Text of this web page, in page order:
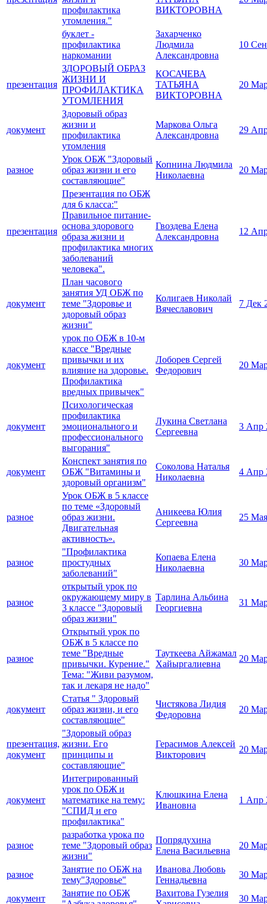
профилактика
утомления."
ВИКТОРОВНА
буклет -
профилактика
наркомании
Захарченко
Людмила
Александровна
10
презентация
ЗДОРОВЫЙ ОБРАЗ
ЖИЗНИ И
ПРОФИЛАКТИКА
УТОМЛЕНИЯ
КОСАЧЕВА
ТАТЬЯНА
ВИКТОРОВНА
20
документ
Здоровый образ
жизни и
профилактика
утомления
Маркова Ольга
Александровна
29
разное
Урок ОБЖ "Здоровый
образ жизни и его
составляющие"
Копнина Людмила
Николаевна
20
презентация
Презентация по ОБЖ
для 6 класса:"
Правильное питание-
основа здорового
образа жизни и
профилактика многих
заболеваний
человека".
Гвоздева Елена
Александровна
12
документ
План часового
занятия УД ОБЖ по
теме "Здоровье и
здоровый образ
жизни"
Колигаев Николай
Вячеславович
7 Дек
документ
урок по ОБЖ в 10-м
классе "Вредные
привычки и их
влияние на здоровье.
Профилактика
вредных привычек"
Лоборев Сергей
Федорович
20
документ
Психологическая
профилактика
эмоционального и
профессионального
выгорания"
Лукина Светлана
Сергеевна
3 Апр
документ
Конспект занятия по
ОБЖ "Витамины и
здоровый организм"
Соколова Наталья
Николаевна
4 Апр
разное
Урок ОБЖ в 5 классе
по теме «Здоровый
образ жизни.
Двигательная
активность».
Аникеева Юлия
Сергеевна
25
разное
"Профилактика
простудных
заболеваний"
Копаева Елена
Николаевна
30
разное
открытый урок по
окружающему миру в
3 классе "Здоровый
образ жизни"
Тарлина Альбина
Георгиевна
31
разное
Открытый урок по
ОБЖ в 5 классе по
теме "Вредные
привычки. Курение."
Тема: "Живи разумом,
так и лекаря не надо"
Тауткеева Айжамал
Хайыргалиевна
20
документ
Статья " Здоровый
образ жизни, и его
составляющие"
Чистякова Лидия
Федоровна
20
презентация,
документ
"Здоровый образ
жизни. Его
принципы и
составляющие"
Герасимов Алексей
Викторович
20
документ
Интегрированный
урок по ОБЖ и
математике на тему:
"СПИД и его
профилактика"
Клюшкина Елена
Ивановна
1 Апр
разное
разработка урока по
теме "Здоровый образ
жизни"
Попрядухина
Елена Васильевна
20
разное
Занятие по ОБЖ на
тему"Здоровье"
Иванова Любовь
Геннадьевна
30
документ
Занятие по ОБЖ
Вахитова Гузелия
30